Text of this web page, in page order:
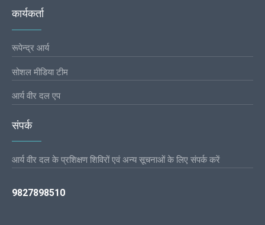
कार्यकर्ता
रूपेन्द्र आर्य
सोशल मीडिया टीम
आर्य वीर दल एप
संपर्क
आर्य वीर दल के प्रशिक्षण शिविरों एवं अन्य सूचनाओं के लिए संपर्क करें
9827898510